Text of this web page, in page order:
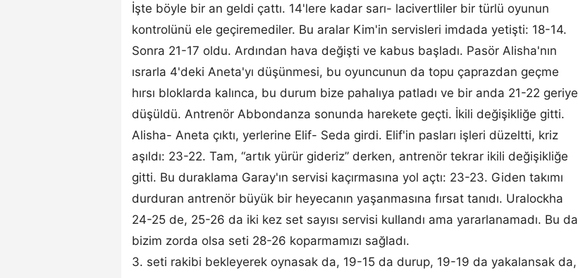
İşte böyle bir an geldi çattı. 14'lere kadar sarı- lacivertliler bir türlü oyunun
kontrolünü ele geçiremediler. Bu aralar Kim'in servisleri imdada yetişti: 18-14.
Sonra 21-17 oldu. Ardından hava değişti ve kabus başladı. Pasör Alisha'nın
ısrarla 4'deki Aneta'yı düşünmesi, bu oyuncunun da topu çaprazdan geçme
hırsı bloklarda kalınca, bu durum bize pahalıya patladı ve bir anda 21-22 geriye
düşüldü. Antrenör Abbondanza sonunda harekete geçti. İkili değişikliğe gitti.
Alisha- Aneta çıktı, yerlerine Elif- Seda girdi. Elif'in pasları işleri düzeltti, kriz
aşıldı: 23-22. Tam, “artık yürür gideriz” derken, antrenör tekrar ikili değişikliğe
gitti. Bu duraklama Garay'ın servisi kaçırmasına yol açtı: 23-23. Giden takımı
durduran antrenör büyük bir heyecanın yaşanmasına fırsat tanıdı. Uralockha
24-25 de, 25-26 da iki kez set sayısı servisi kullandı ama yararlanamadı. Bu da
bizim zorda olsa seti 28-26 koparmamızı sağladı.
3. seti rakibi bekleyerek oynasak da, 19-15 da durup, 19-19 da yakalansak da,